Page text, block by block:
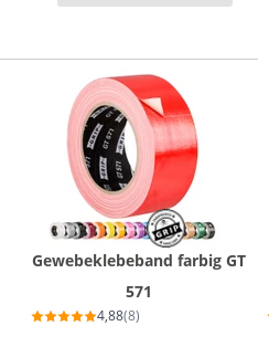
Gewebeklebeband farbig GT
571
4,88(8)